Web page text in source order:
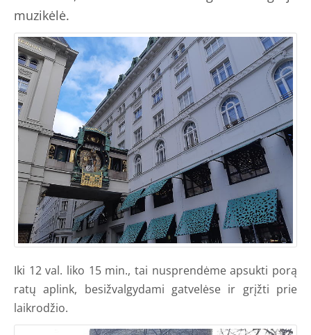
muzikėlė.
Iki 12 val. liko 15 min., tai nusprendėme apsukti porą
ratų aplink, besižvalgydami gatvelėse ir grįžti prie
laikrodžio.